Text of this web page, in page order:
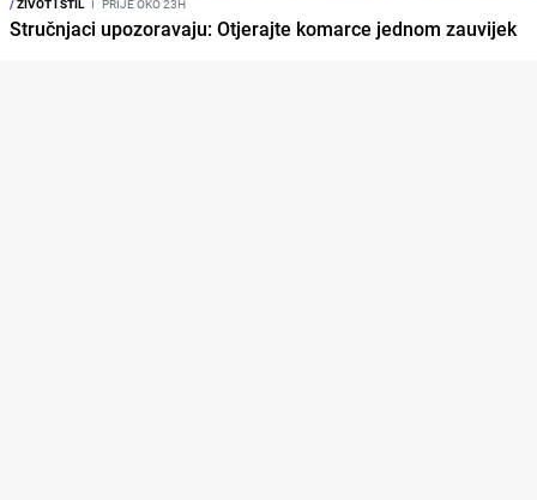
/ŽIVOT I STIL I PRIJE OKO 23H
Stručnjaci upozoravaju: Otjerajte komarce jednom zauvijek